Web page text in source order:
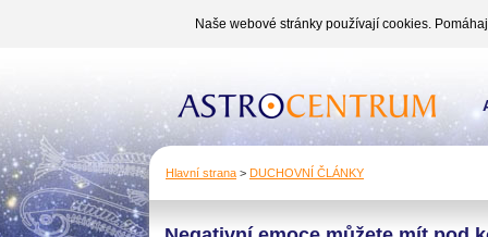
Naše webové stránky používají cookies.
Hlavní strana > DUCHOVNÍ ČLÁNKY